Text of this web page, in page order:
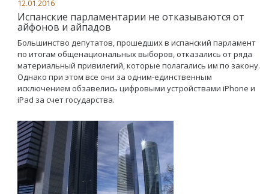
12.01.2016
Испанские парламентарии не отказываются от
айфонов и айпадов
Большинство депутатов, прошедших в испанский парламент
по итогам общенациональных выборов, отказались от ряда
материальный привилегий, которые полагались им по закону.
Однако при этом все они за одним-единственным
исключением обзавелись цифровыми устройствами iPhone и
iPad за счет государства.